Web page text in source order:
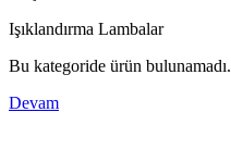
Işıklandırma Lambalar
Bu kategoride ürün bulunamadı.
Devam